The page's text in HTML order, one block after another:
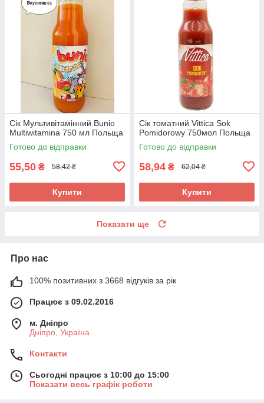
Сік Мультивітамінний Bunio
Multiwitamina 750 мл Польща
Готово до відправки
55,50 ₴ 58,42 ₴
Купити
Сік томатний Vittica Sok
Pomidorowy 750мол Польща
Готово до відправки
58,94 ₴ 62,04 ₴
Купити
Показати ще
Про нас
100% позитивних з 3668 відгуків за рік
Працює з 09.02.2016
м. Дніпро
Дніпро, Україна
Контакти
Сьогодні працює з 10:00 до 15:00
Показати весь графік роботи